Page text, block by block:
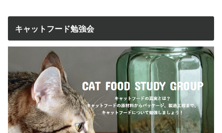
キャットフード勉強会